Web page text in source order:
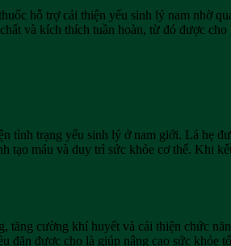
hỗ trợ cải thiện yếu sinh lý nam nhờ
và kích thích tuần hoàn, từ đó được
tình trạng yếu sinh lý ở nam giới. Lá hẹ
tạo máu và duy trì sức khỏe cơ thể. Khi
cường khí huyết và cải thiện chức
đặn được cho là giúp nâng cao sức khỏe